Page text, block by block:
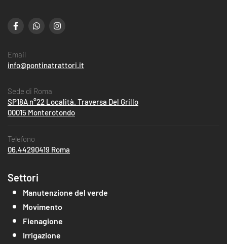
Email
info@pontinatrattori.it
Sede di Roma
SP18A n°22 Località. Traversa Del Grillo
00015 Monterotondo
Telefono
06.44290419 Roma
Settori
Manutenzione del verde
Movimento
Fienagione
Irrigazione